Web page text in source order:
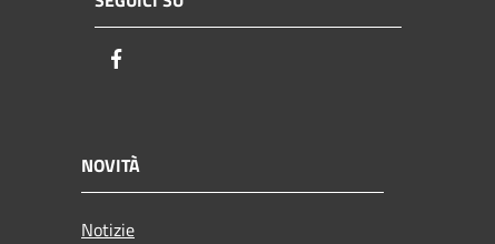
NOVITÀ
Notizie